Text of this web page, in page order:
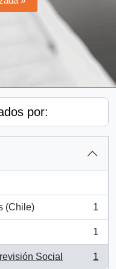
por:
(Chile) 1
1
Social 1